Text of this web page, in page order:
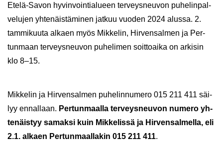
Etelä-​Savon hy­vin­voin­tia­lu­een ter­veys­neu­von pu­he­lin­pal­
ve­lu­jen yh­te­näis­tä­mi­nen jat­kuu vuo­den 2024 alus­sa. 2.
tam­mi­kuu­ta al­kaen myös Mik­ke­lin, Hir­ven­sal­men ja Per­
tun­maan ter­veys­neu­von pu­he­li­men soit­toai­ka on ar­ki­sin
klo 8–15.
Mik­ke­lin ja Hir­ven­sal­men pu­he­lin­nu­me­ro 015 211 411 säi­
lyy en­nal­laan. Per­tun­maal­la ter­veys­neu­von nu­me­ro yh­
te­näis­tyy sa­mak­si kuin Mik­ke­lis­sä ja Hir­ven­sal­mel­la, eli
2.1. al­kaen Per­tun­maal­la­kin 015 211 411.